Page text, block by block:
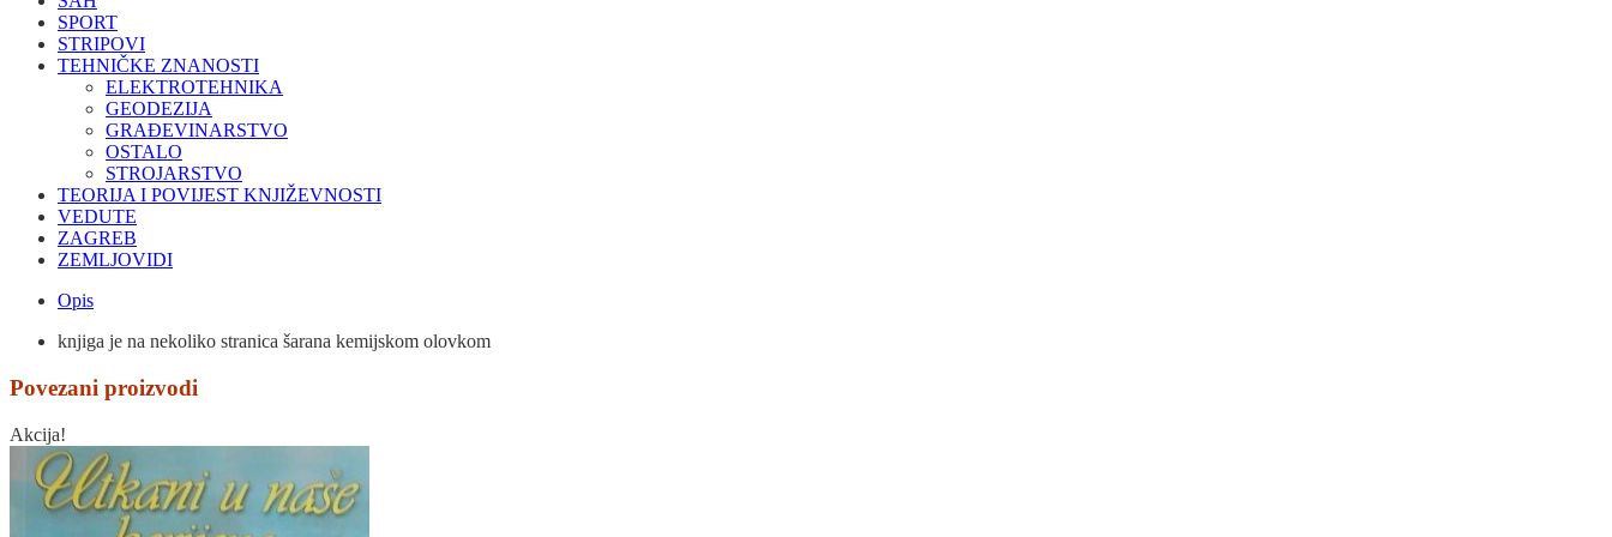
SPORT
STRIPOVI
TEHNIČKE ZNANOSTI
ELEKTROTEHNIKA
GEODEZIJA
GRAĐEVINARSTVO
OSTALO
STROJARSTVO
TEORIJA I POVIJEST KNJIŽEVNOSTI
VEDUTE
ZAGREB
ZEMLJOVIDI
Opis
knjiga je na nekoliko stranica šarana kemijskom olovkom
Povezani proizvodi
Akcija!